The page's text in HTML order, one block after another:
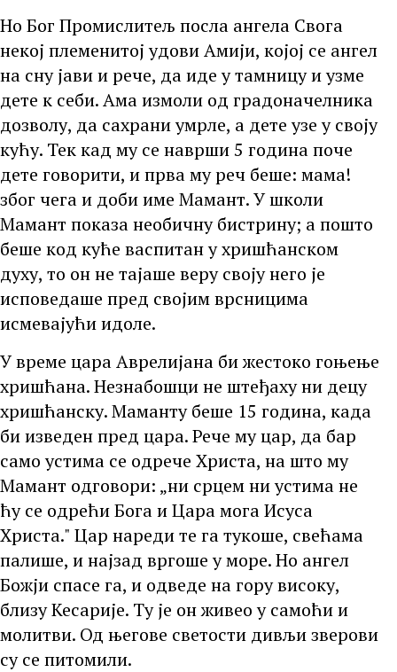
Но Бог Промислитељ посла ангела Свога
некој племенитој удови Амији, којој се ангел
на сну јави и рече, да иде у тамницу и узме
дете к себи. Ама измоли од градоначелника
дозволу, да сахрани умрле, а дете узе у своју
кућу. Тек кад му се наврши 5 година поче
дете говорити, и прва му реч беше: мама!
због чега и доби име Мамант. У школи
Мамант показа необичну бистрину; а пошто
беше код куће васпитан у хришћанском
духу, то он не тајаше веру своју него је
исповедаше пред својим врсницима
исмевајући идоле.
У време цара Аврелијана би жестоко гоњење
хришћана. Незнабошци не штеђаху ни децу
хришћанску. Маманту беше 15 година, када
би изведен пред цара. Рече му цар, да бар
само устима се одрече Христа, на што му
Мамант одговори: „ни срцем ни устима не
ћу се одрећи Бога и Цара мога Исуса
Христа." Цар нареди те га тукоше, свећама
палише, и најзад вргоше у море. Но ангел
Божји спасе га, и одведе на гору високу,
близу Кесарије. Ту је он живео у самоћи и
молитви. Од његове светости дивљи зверови
су се питомили.